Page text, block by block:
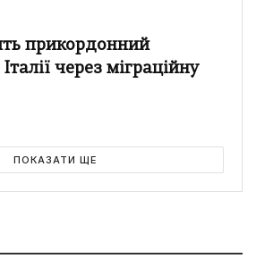
прикордонний
через міграційну
ПОКАЗАТИ ЩЕ